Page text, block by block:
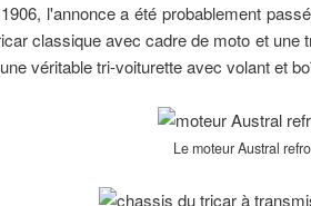
sur l'apparence des motos
l'annonce a été probablement
classique avec cadre de moto et une
véritable tri-voiturette avec volant et
Le moteur Austral